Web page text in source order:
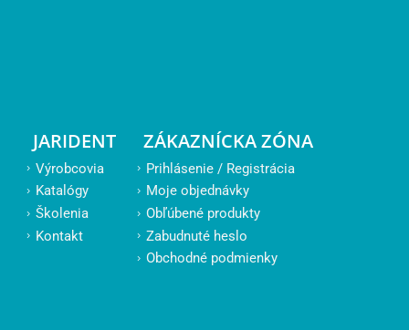
JARIDENT
Výrobcovia
Katalógy
Školenia
Kontakt
ZÁKAZNÍCKA ZÓNA
Prihlásenie / Registrácia
Moje objednávky
Obľúbené produkty
Zabudnuté heslo
Obchodné podmienky